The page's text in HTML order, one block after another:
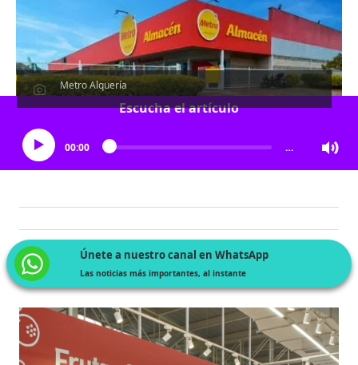
Metro Alquería
Escucha el artículo
00:00 …
Únete a nuestro canal en WhatsApp
Las noticias más importantes, al instante